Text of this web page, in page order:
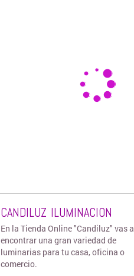
CANDILUZ ILUMINACION
En la Tienda Online "Candiluz" vas a
encontrar una gran variedad de
luminarias para tu casa, oficina o
comercio.